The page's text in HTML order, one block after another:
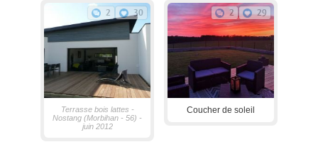
2 30
Terrasse bois lattes -
Nostang (Morbihan - 56) -
juin 2012
2 29
Coucher de soleil